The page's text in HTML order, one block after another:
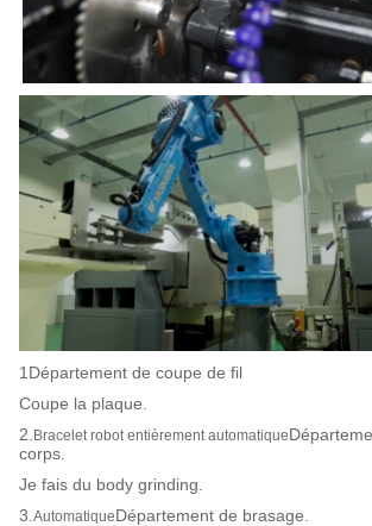
1Département de coupe de fil
Coupe la plaque.
2. Bracelet robot entièrement automatique
corps.
Je fais du body grinding.
3. AutomatiqueDépartement de brasage.